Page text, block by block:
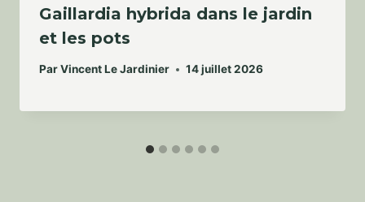
Gaillardia hybrida dans le jardin
et les pots
ParVincent Le Jardinier 14 juillet 2026